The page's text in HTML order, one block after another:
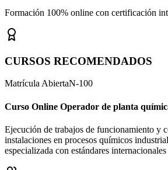
Formación 100% online con certificación
CURSOS RECOMENDADOS
Matrícula AbiertaN-100
Curso Online Operador de planta
Ejecución de trabajos de funcionamiento y
instalaciones en procesos químicos
especializada con estándares